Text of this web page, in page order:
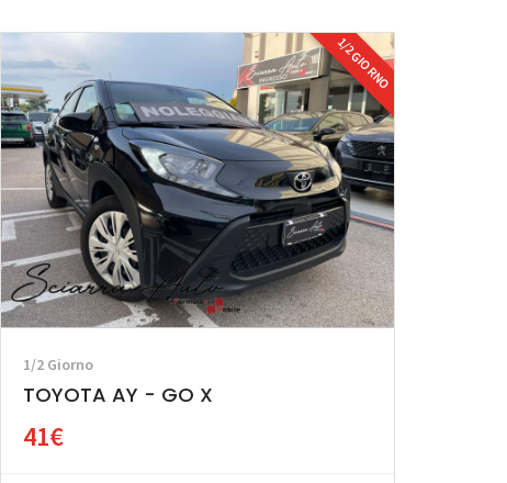
1/2 GIORNO
1/2 Giorno
TOYOTA AY - GO X
41€